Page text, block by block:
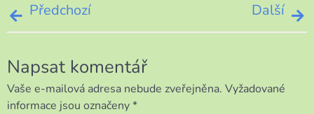
Navigace
příspěvek
Předchozí Další
Napsat komentář
Vaše e-mailová adresa nebude zveřejněna. Vyžadované
informace jsou označeny*